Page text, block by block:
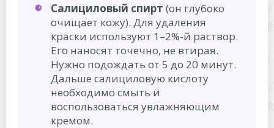
Салициловый спирт (он глубоко
очищает кожу). Для удаления
краски используют 1–2%-й раствор.
Его наносят точечно, не втирая.
Нужно подождать от 5 до 20 минут.
Дальше салициловую кислоту
необходимо смыть и
воспользоваться увлажняющим
кремом.